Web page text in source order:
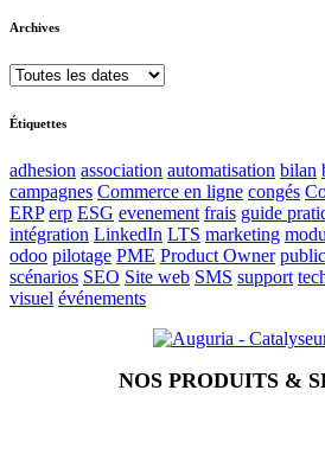
Archives
Étiquettes
adhesion association automatisation bilan
campagnes Commerce en ligne congés
ERP erp ESG evenement frais guide
intégration LinkedIn LTS marketing
odoo pilotage PME Product Owner
scénarios SEO Site web SMS support
visuel événements
NOS PRODUITS &